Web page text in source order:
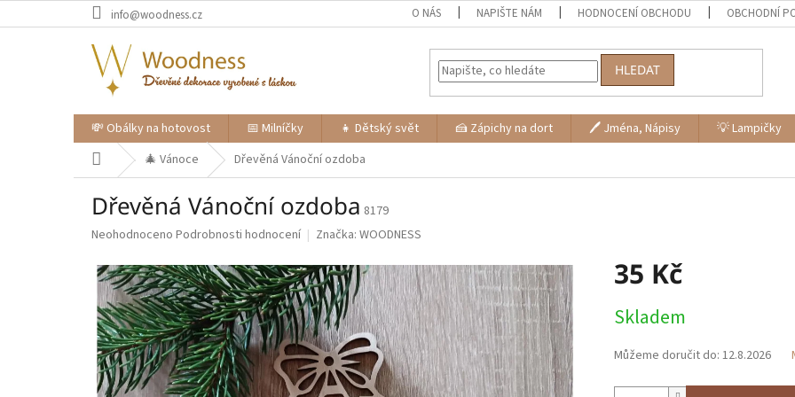
na
info@woodness.cz O NÁS NAPIŠTE NÁM HODNOCENÍ OBCHODU OBCHODNÍ
HLEDAT
💸 Obálky na hotovost 📅 Milníčky 👧 Dětský svět 🍰 Zápichy na dort 🖊 Jména, Nápisy 💡 Lampičky
Domů 🎄 Vánoce Dřevěná Vánoční ozdoba
Dřevěná Vánoční ozdoba 8179
Průměrné
produktu
je
0,0
hvězdiček.
Neohodnoceno Podrobnosti hodnocení Značka: WOODNESS
35 Kč
cena:
Skladem
Můžeme doručit do: 12.8.2026